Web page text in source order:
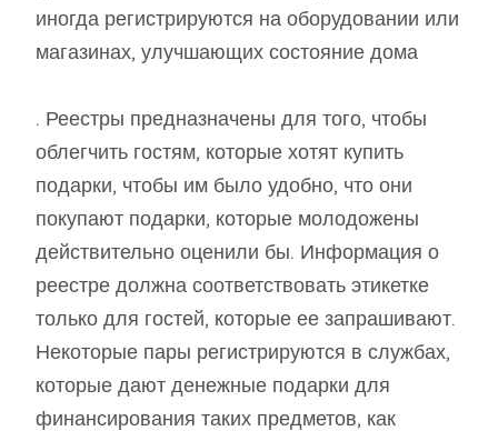
иногда регистрируются на оборудовании или
магазинах, улучшающих состояние дома
. Реестры предназначены для того, чтобы
облегчить гостям, которые хотят купить
подарки, чтобы им было удобно, что они
покупают подарки, которые молодожены
действительно оценили бы. Информация о
реестре должна соответствовать этикетке
только для гостей, которые ее запрашивают.
Некоторые пары регистрируются в службах,
которые дают денежные подарки для
финансирования таких предметов, как